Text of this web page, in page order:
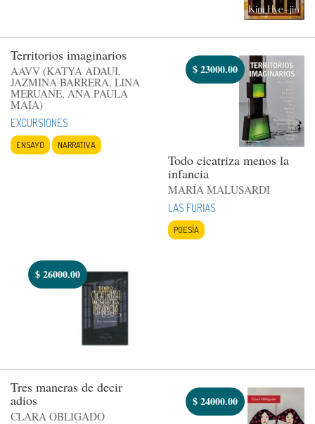
Territorios imaginarios
AAVV (KATYA ADAUI,
JAZMINA BARRERA, LINA
MERUANE, ANA PAULA
MAIA)
EXCURSIONES
ENSAYO NARRATIVA
$23000.00
Todo cicatriza menos la
infancia
MARÍA MALUSARDI
LAS FURIAS
POESÍA
$26000.00
Tres maneras de decir
adios
CLARA OBLIGADO
$24000.00